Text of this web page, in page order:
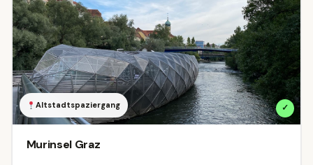
Altstadtspaziergang ✓
Murinsel Graz